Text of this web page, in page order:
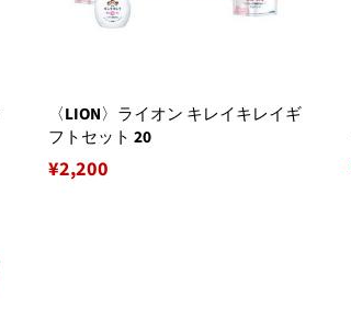
〈LION〉ライオン キレイキレイギ
フトセット 20
通
¥2,200